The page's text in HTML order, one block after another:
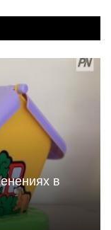
в